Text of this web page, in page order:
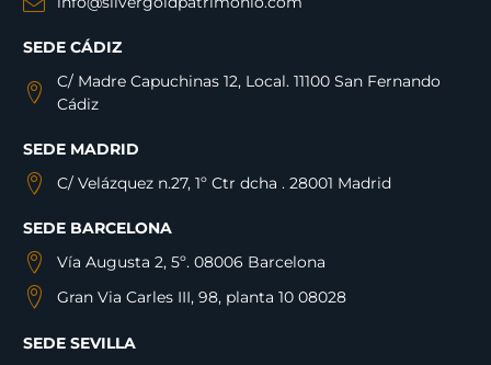
SEDE CÁDIZ
C/ Madre Capuchinas 12, Local. 11100 San Fernando
Cádiz
SEDE MADRID
C/ Velázquez n.27, 1º Ctr dcha . 28001 Madrid
SEDE BARCELONA
Vía Augusta 2, 5º. 08006 Barcelona
Gran Via Carles III, 98, planta 10 08028
SEDE SEVILLA